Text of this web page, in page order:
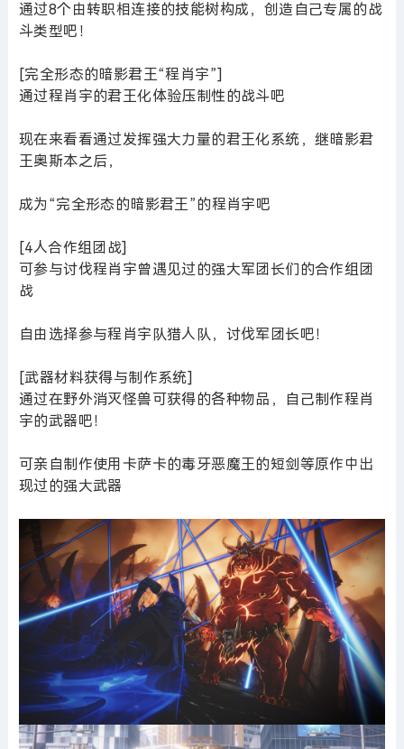
通过8个由转职相连接的技能树构成，创造自己专属的战
斗类型吧！
[完全形态的暗影君王“程肖宇”]
通过程肖宇的君王化体验压制性的战斗吧
现在来看看通过发挥强大力量的君王化系统，继暗影君
王奥斯本之后，
成为“完全形态的暗影君王”的程肖宇吧
[4人合作组团战]
可参与讨伐程肖宇曾遇见过的强大军团长们的合作组团
战
自由选择参与程肖宇队猎人队，讨伐军团长吧！
[武器材料获得与制作系统]
通过在野外消灭怪兽可获得的各种物品，自己制作程肖
宇的武器吧！
可亲自制作使用卡萨卡的毒牙恶魔王的短剑等原作中出
现过的强大武器